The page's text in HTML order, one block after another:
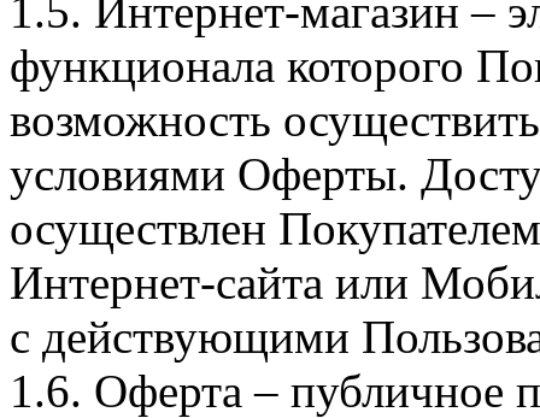
1.5. Интернет-магазин –
функционала которого
возможность
условиями Оферты.
осуществлен
Интернет-сайта или
с действующими
1.6. Оферта – публичное